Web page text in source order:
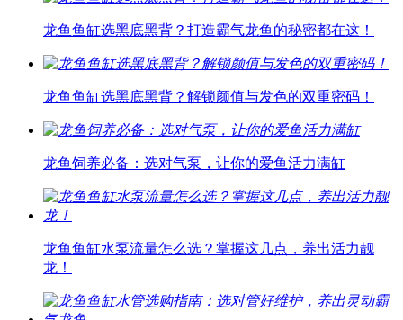
龙鱼鱼缸选黑底黑背？打造霸气龙鱼的秘密都在这！
龙鱼鱼缸选黑底黑背？解锁颜值与发色的双重密码！
龙鱼饲养必备：选对气泵，让你的爱鱼活力满缸
龙鱼鱼缸水泵流量怎么选？掌握这几点，养出活力靓
龙！